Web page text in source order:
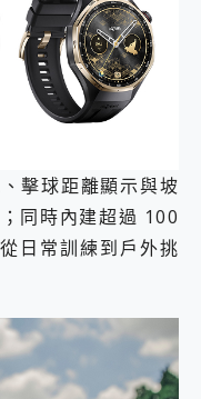
擊球距離顯示與坡
同時內建超過 100
日常訓練到戶外挑